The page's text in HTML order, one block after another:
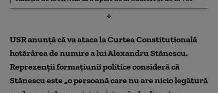
USR anunță că va ataca la Curtea Constituțională
hotărârea de numire a lui Alexandru Stănescu.
Reprezenții formațiunii politice consideră că
Stănescu este „o persoană care nu are nicio legătură